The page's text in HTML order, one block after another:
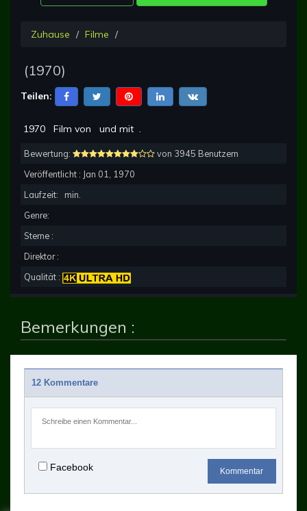
Zuhause Filme
(1970)
Teilen:
1970 Film von und mit .
Bewertung:
von 3945 Benutzern
Veröffentlicht : Jan 01, 1970
Laufzeit:
min.
Genre:
Sterne :
Direktor :
Qualität :
Bemerkungen :
12 Kommentare
Facebook Kommentar